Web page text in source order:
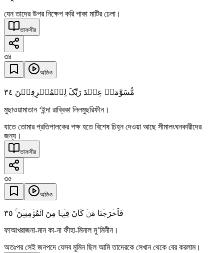
যেন তাদের উপর নিক্ষেপ করি পাকা মাটির ঢেলা।
তাফসীর
৩৪
অডিও
مُّسَوَّمَۃً عِنۡدَ رَبِّکَ لِلۡمُسۡرِفِیۡنَ ٣٤
মুছাওয়ামাতান ‘ইন্দা রাব্বিকা লিলমুছরিফীন।
যাতে তোমার প্রতিপালকের পক্ষ হতে বিশেষ চিহ্ন দেওয়া আছে সীমালংঘনকারীদের
জন্য।
তাফসীর
৩৫
অডিও
فَاَخۡرَجۡنَا مَنۡ کَانَ فِیۡہَا مِنَ الۡمُؤۡمِنِیۡنَ ۚ ٣٥
ফাআখরাজনা-মান কা-না ফীহা-মিনাল মু’মিনীন।
অতঃপর সেই জনপদে যেসব মুমিন ছিল আমি তাদেরকে সেখান থেকে বের করলাম।